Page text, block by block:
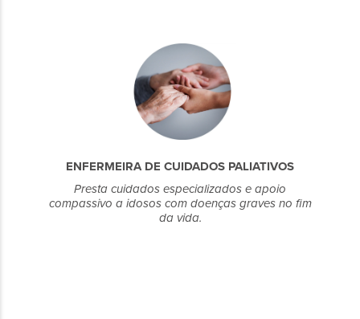
ENFERMEIRA DE CUIDADOS PALIATIVOS
Presta cuidados especializados e apoio
compassivo a idosos com doenças graves no fim
da vida.